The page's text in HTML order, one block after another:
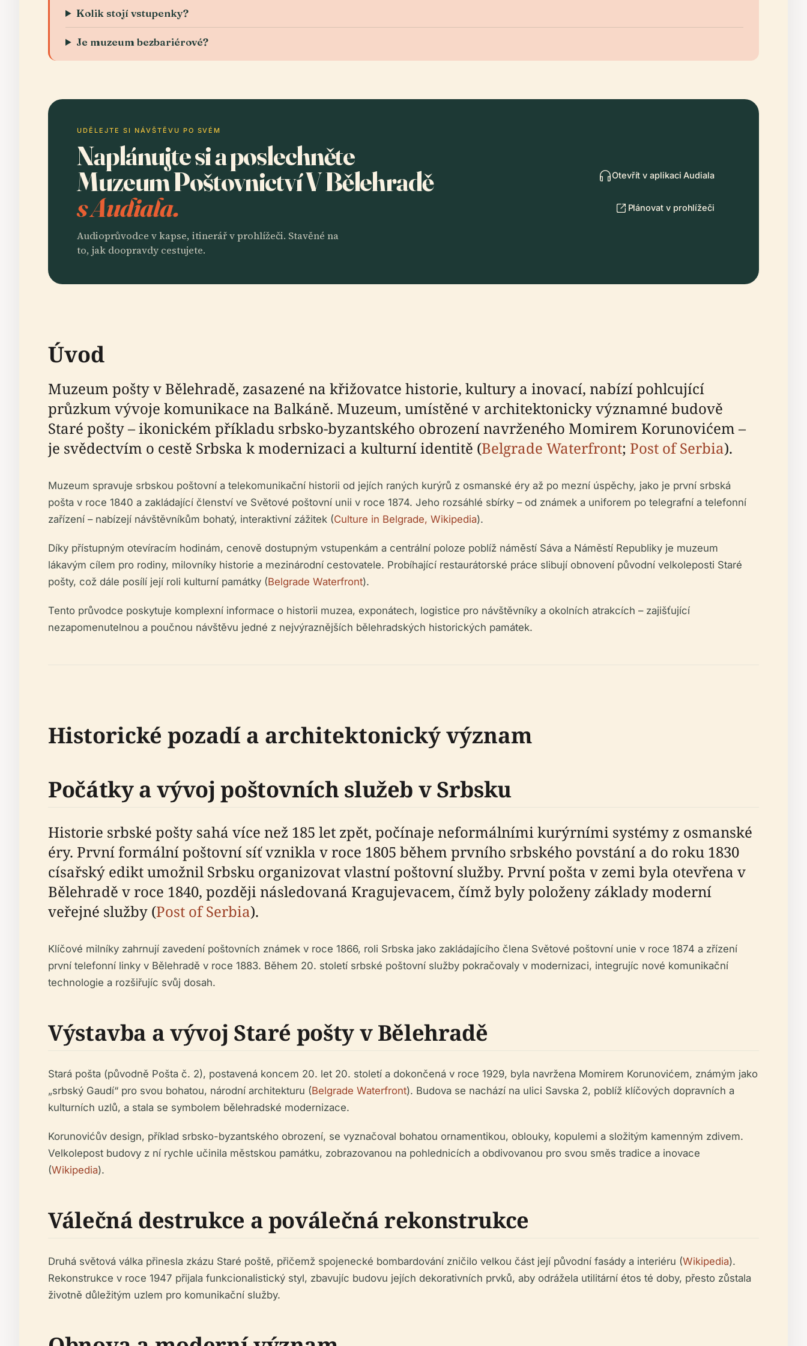
Kolik stojí vstupenky?
Je muzeum bezbariérové?
UDĚLEJTE SI NÁVŠTĚVU PO SVÉM
Naplánujte si a poslechněte
Muzeum Poštovnictví V Bělehradě
s Audiala.
Audioprůvodce v kapse, itinerář v prohlížeči. Stavěné na
to, jak doopravdy cestujete.
Otevřít v aplikaci Audiala
Plánovat v prohlížeči
Úvod
Muzeum pošty v Bělehradě, zasazené na křižovatce historie, kultury a inovací, nabízí pohlcující
průzkum vývoje komunikace na Balkáně. Muzeum, umístěné v architektonicky významné budově
Staré pošty – ikonickém příkladu srbsko-byzantského obrození navrženého Momirem Korunovićem –
je svědectvím o cestě Srbska k modernizaci a kulturní identitě (Belgrade Waterfront; Post of Serbia).
Muzeum spravuje srbskou poštovní a telekomunikační historii od jejích raných kurýrů z osmanské éry až po mezní úspěchy, jako je první srbská
pošta v roce 1840 a zakládající členství ve Světové poštovní unii v roce 1874. Jeho rozsáhlé sbírky – od známek a uniforem po telegrafní a telefonní
zařízení – nabízejí návštěvníkům bohatý, interaktivní zážitek (Culture in Belgrade, Wikipedia).
Díky přístupným otevíracím hodinám, cenově dostupným vstupenkám a centrální poloze poblíž náměstí Sáva a Náměstí Republiky je muzeum
lákavým cílem pro rodiny, milovníky historie a mezinárodní cestovatele. Probíhající restaurátorské práce slibují obnovení původní velkoleposti Staré
pošty, což dále posílí její roli kulturní památky (Belgrade Waterfront).
Tento průvodce poskytuje komplexní informace o historii muzea, exponátech, logistice pro návštěvníky a okolních atrakcích – zajišťující
nezapomenutelnou a poučnou návštěvu jedné z nejvýraznějších bělehradských historických památek.
Historické pozadí a architektonický význam
Počátky a vývoj poštovních služeb v Srbsku
Historie srbské pošty sahá více než 185 let zpět, počínaje neformálními kurýrními systémy z osmanské
éry. První formální poštovní síť vznikla v roce 1805 během prvního srbského povstání a do roku 1830
císařský edikt umožnil Srbsku organizovat vlastní poštovní služby. První pošta v zemi byla otevřena v
Bělehradě v roce 1840, později následovaná Kragujevacem, čímž byly položeny základy moderní
veřejné služby (Post of Serbia).
Klíčové milníky zahrnují zavedení poštovních známek v roce 1866, roli Srbska jako zakládajícího člena Světové poštovní unie v roce 1874 a zřízení
první telefonní linky v Bělehradě v roce 1883. Během 20. století srbské poštovní služby pokračovaly v modernizaci, integrujíc nové komunikační
technologie a rozšiřujíc svůj dosah.
Výstavba a vývoj Staré pošty v Bělehradě
Stará pošta (původně Pošta č. 2), postavená koncem 20. let 20. století a dokončená v roce 1929, byla navržena Momirem Korunovićem, známým jako
„srbský Gaudí“ pro svou bohatou, národní architekturu (Belgrade Waterfront). Budova se nachází na ulici Savska 2, poblíž klíčových dopravních a
kulturních uzlů, a stala se symbolem bělehradské modernizace.
Korunovićův design, příklad srbsko-byzantského obrození, se vyznačoval bohatou ornamentikou, oblouky, kopulemi a složitým kamenným zdivem.
Velkolepost budovy z ní rychle učinila městskou památku, zobrazovanou na pohlednicích a obdivovanou pro svou směs tradice a inovace
(Wikipedia).
Válečná destrukce a poválečná rekonstrukce
Druhá světová válka přinesla zkázu Staré poště, přičemž spojenecké bombardování zničilo velkou část její původní fasády a interiéru (Wikipedia).
Rekonstrukce v roce 1947 přijala funkcionalistický styl, zbavujíc budovu jejích dekorativních prvků, aby odrážela utilitární étos té doby, přesto zůstala
životně důležitým uzlem pro komunikační služby.